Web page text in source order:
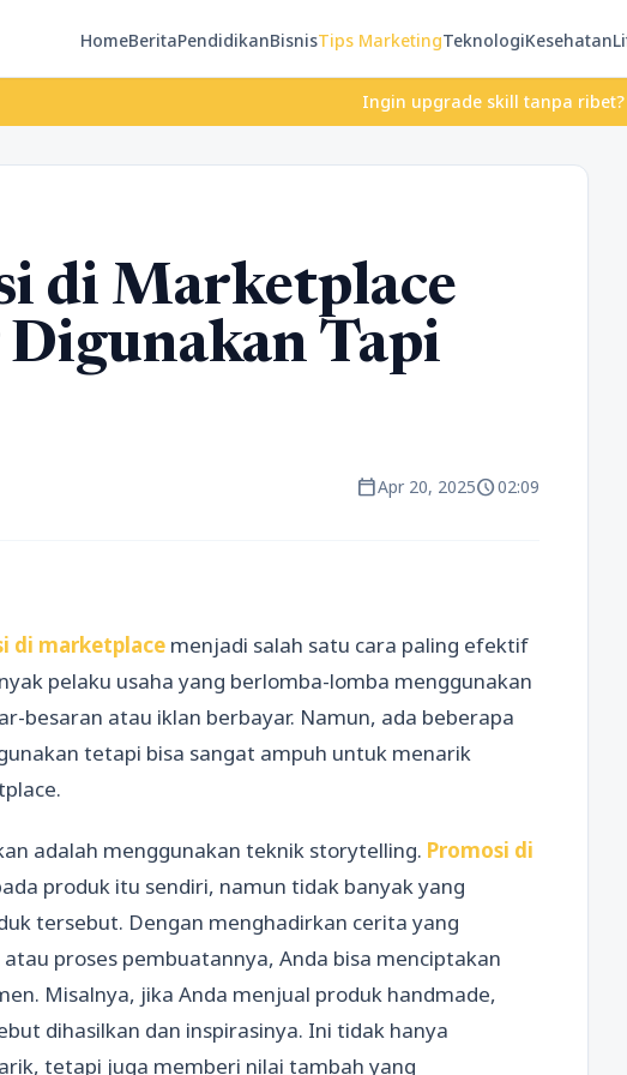
HomeBeritaPendidikanBisnisTips MarketingTeknologiKesehatan
Ingin upgrade skill tanpa ribet?
di Marketplace
Digunakan Tapi
calendar_todayApr 20, 2025schedule02:09
di marketplace menjadi salah satu cara paling efektif
pelaku usaha yang berlomba-lomba menggunakan
besaran atau iklan berbayar. Namun, ada beberapa
tetapi bisa sangat ampuh untuk menarik
adalah menggunakan teknik storytelling. Promosi di
produk itu sendiri, namun tidak banyak yang
tersebut. Dengan menghadirkan cerita yang
proses pembuatannya, Anda bisa menciptakan
Misalnya, jika Anda menjual produk handmade,
dihasilkan dan inspirasinya. Ini tidak hanya
tetapi juga memberi nilai tambah yang